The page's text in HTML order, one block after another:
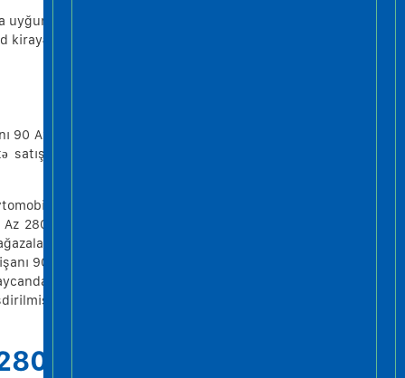
uyğun
kirayə
90 Az
280
90